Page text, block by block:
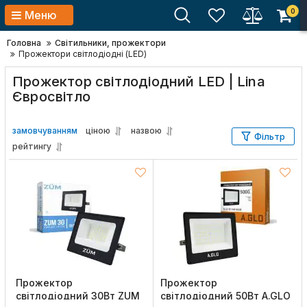
Меню 0
Головна
Світильники, прожектори
Прожектори світлодіодні (LED)
Прожектор світлодіодний LED | Lina
Євросвітло
замовчуванням ціною
назвою
рейтингу
Фільтр
Прожектор
світлодіодний 30Вт ZUM
Прожектор
світлодіодний 50Вт A.GLO